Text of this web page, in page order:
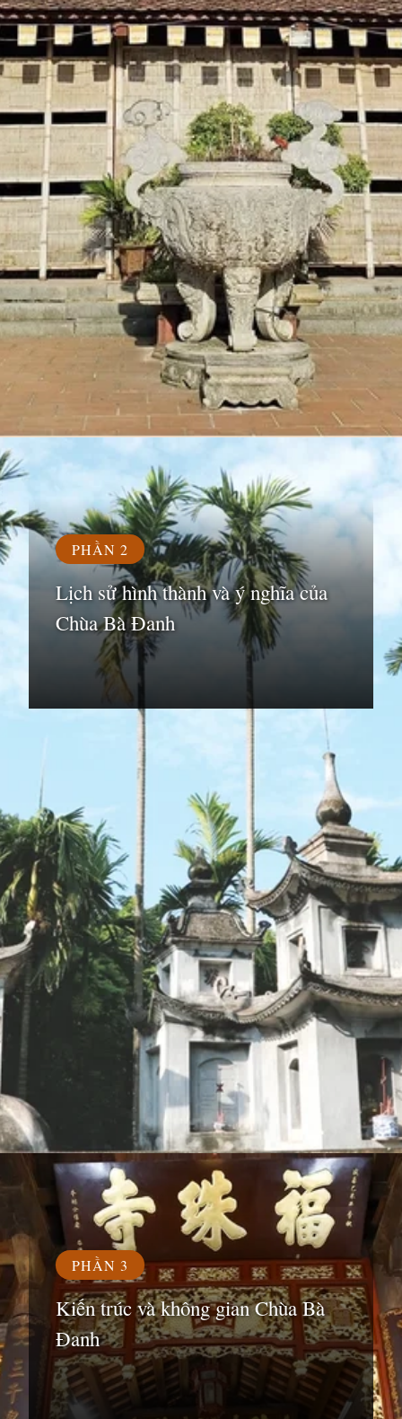
Đang mở https://susach.edu.vn/chua-ba-danh
PHẦN 2
Lịch sử hình thành và ý nghĩa của
Chùa Bà Đanh
Đang mởhttps://susach.edu.vn/chua-ba-danh
PHẦN 3
Kiến trúc và không gian Chùa Bà
Đanh